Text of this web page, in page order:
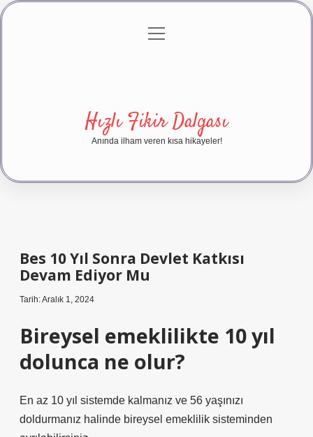
Gizlilik Politikası
menüyü
Hızlı Fikir Dalgası
Anında ilham veren kısa hikayeler!
Bes 10 Yıl Sonra Devlet Katkısı
Devam Ediyor Mu
Tarih: Aralık 1, 2024
Bireysel emeklilikte 10 yıl
dolunca ne olur?
En az 10 yıl sistemde kalmanız ve 56 yaşınızı
doldurmanız halinde bireysel emeklilik sisteminden